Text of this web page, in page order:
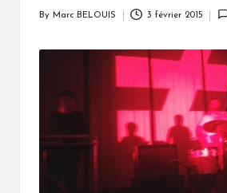
By Marc BELOUIS 3 février 2015